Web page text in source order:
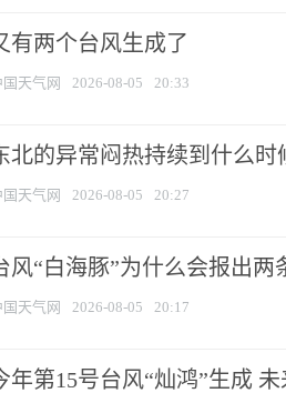
有两个台风生成了
国天气网 2026-08-05 20:33
北的异常闷热持续到什么时
国天气网 2026-08-05 20:27
风“白海豚”为什么会报出两
国天气网 2026-08-05 20:17
年第15号台风“灿鸿”生成